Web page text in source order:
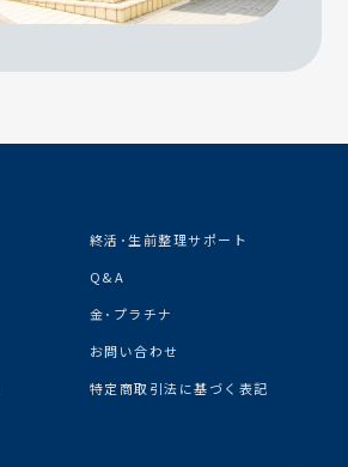
終活･生前整理サポート
Q&A
金･プラチナ
お問い合わせ
特定商取引法に基づく表記